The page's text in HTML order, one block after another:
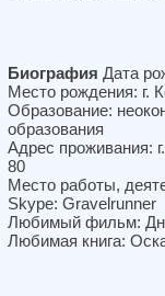
Биография Дата
Место рождения: г.
Образование:
образования
Адрес проживания:
80
Место работы,
Skype: Gravelrunner
Любимый фильм:
Любимая книга: